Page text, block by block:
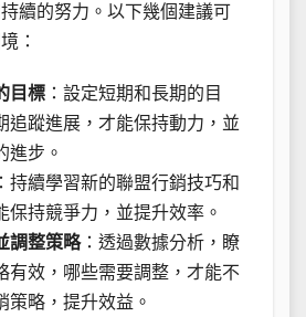
續的努力。以下幾個建議可
：
目標 ：設定短期和長期的目
追蹤進展，才能保持動力，並
進步。
：持續學習新的聯盟行銷技巧和
保持競爭力，並提升效率。
調整策略：透過數據分析，瞭
有效，哪些需要調整，才能不
策略，提升效益。